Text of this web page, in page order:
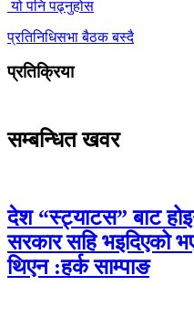
यो पनि पढ्नुहोस
प्रतिनिधिसभा बैठक बस्दै
प्रतिक्रिया
सम्बन्धित खवर
देश “स्ट्याटस” बाट
सरकार सहि भइदिएको
थिएन :हर्क साम्पाङ